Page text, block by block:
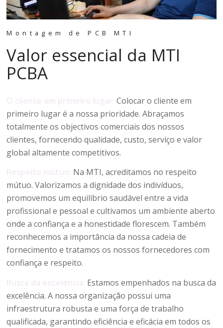
Montagem de PCB MTI
Valor essencial da MTI
PCBA
Colocar o cliente em
primeiro lugar é a nossa prioridade. Abraçamos
totalmente os objectivos comerciais dos nossos
clientes, fornecendo qualidade, custo, serviço e valor
global altamente competitivos.
Na MTI, acreditamos no respeito
mútuo. Valorizamos a dignidade dos indivíduos,
promovemos um equilíbrio saudável entre a vida
profissional e pessoal e cultivamos um ambiente aberto
onde a confiança e a honestidade florescem. Também
reconhecemos a importância da nossa cadeia de
fornecimento e tratamos os nossos fornecedores com
confiança e respeito.
Estamos empenhados na busca da
excelência. A nossa organização possui uma
infraestrutura robusta e uma força de trabalho
qualificada, garantindo eficiência e eficácia em todos os